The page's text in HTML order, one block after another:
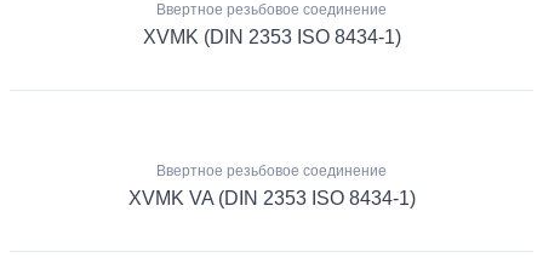
Ввертное резьбовое соединение
XVMK (DIN 2353 ISO 8434-1)
Ввертное резьбовое соединение
XVMK VA (DIN 2353 ISO 8434-1)